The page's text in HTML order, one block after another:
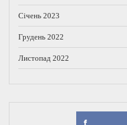
Січень 2023
Грудень 2022
Листопад 2022